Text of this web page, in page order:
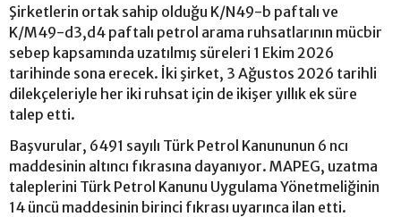
Şirketlerin ortak sahip olduğu K/N49-b paftalı ve
K/M49-d3,d4 paftalı petrol arama ruhsatlarının mücbir
sebep kapsamında uzatılmış süreleri 1 Ekim 2026
tarihinde sona erecek. İki şirket, 3 Ağustos 2026 tarihli
dilekçeleriyle her iki ruhsat için de ikişer yıllık ek süre
talep etti.
Başvurular, 6491 sayılı Türk Petrol Kanununun 6 ncı
maddesinin altıncı fıkrasına dayanıyor. MAPEG, uzatma
taleplerini Türk Petrol Kanunu Uygulama Yönetmeliğinin
14 üncü maddesinin birinci fıkrası uyarınca ilan etti.